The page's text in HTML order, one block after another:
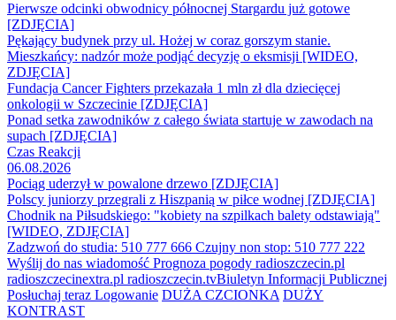
Pierwsze odcinki obwodnicy północnej Stargardu już gotowe
[ZDJĘCIA]
Pękający budynek przy ul. Hożej w coraz gorszym stanie.
Mieszkańcy: nadzór może podjąć decyzję o eksmisji [WIDEO,
ZDJĘCIA]
Fundacja Cancer Fighters przekazała 1 mln zł dla dziecięcej
onkologii w Szczecinie [ZDJĘCIA]
Ponad setka zawodników z całego świata startuje w zawodach na
supach [ZDJĘCIA]
Czas Reakcji
06.08.2026
Pociąg uderzył w powalone drzewo [ZDJĘCIA]
Polscy juniorzy przegrali z Hiszpanią w piłce wodnej [ZDJĘCIA]
Chodnik na Piłsudskiego: "kobiety na szpilkach balety odstawiają"
[WIDEO, ZDJĘCIA]
Zadzwoń do studia: 510 777 666 Czujny non stop: 510 777 222
Wyślij do nas wiadomość Prognoza pogody radioszczecin.pl
radioszczecinextra.pl radioszczecin.tvBiuletyn Informacji Publicznej
Posłuchaj teraz Logowanie DUŻA CZCIONKA DUŻY
KONTRAST